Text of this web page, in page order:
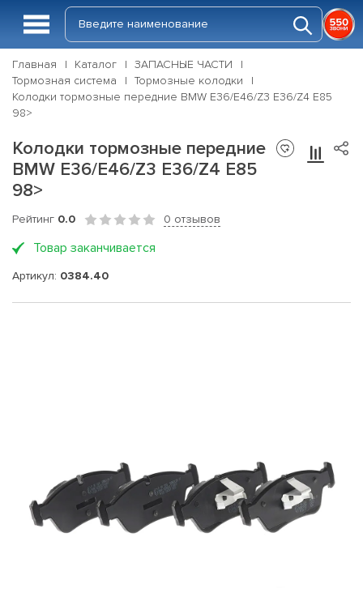
Главная Каталог
ЗАПАСНЫЕ ЧАСТИ
Тормозная система
Тормозные колодки
Колодки тормозные передние BMW E36/E46/Z3 E36/Z4 E85
98>
Колодки тормозные передние
BMW E36/E46/Z3 E36/Z4 E85
98>
Рейтинг 0.0 0 отзывов
Товар заканчивается
Артикул: 0384.40